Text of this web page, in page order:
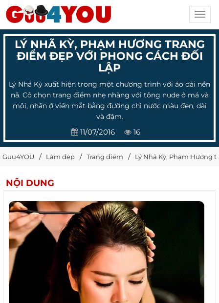
LÝ NHÃ KỲ, PHẠM HƯƠNG TRANG
ĐIỂM ĐẸP VỚI PHONG CÁCH ĐỐI
LẬP
Lý Nhã Kỳ xuất hiện trong một chương trình với áo dài nền
nã. Cô chọn trang điểm nhẹ nhàng với tông nude ở má và
môi, nhấn ở viền mắt bằng đường chì nước màu đen, dài
và đậm.
11/07/2016 16
Guu4YOU Làm đẹp Trang điểm Lý Nhã Kỳ, Phạm Hương
NỘI DUNG